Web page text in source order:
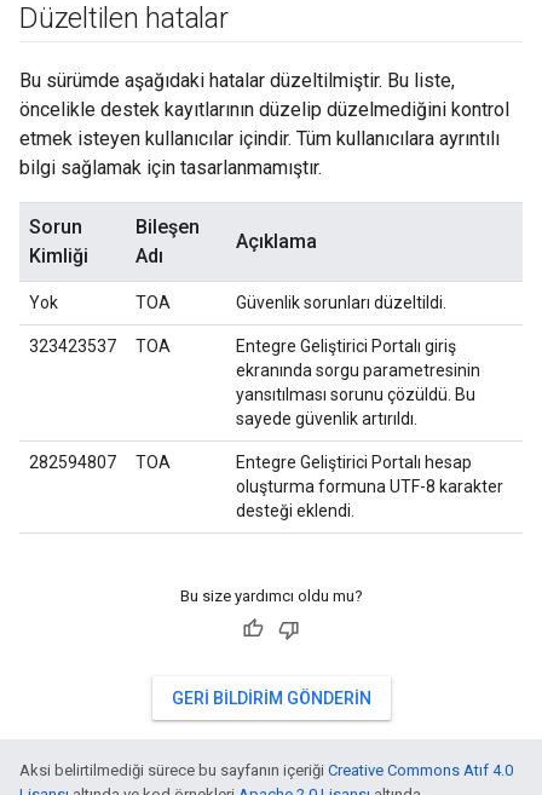
Düzeltilen hatalar
Bu sürümde aşağıdaki hatalar düzeltilmiştir. Bu liste,
öncelikle destek kayıtlarının düzelip düzelmediğini kontrol
etmek isteyen kullanıcılar içindir. Tüm kullanıcılara ayrıntılı
bilgi sağlamak için tasarlanmamıştır.
Sorun
Kimliği
Bileşen
Adı
Açıklama
Yok TOA Güvenlik sorunları düzeltildi.
323423537 TOA
Entegre Geliştirici Portalı giriş
ekranında sorgu parametresinin
yansıtılması sorunu çözüldü. Bu
sayede güvenlik artırıldı.
282594807 TOA
Entegre Geliştirici Portalı hesap
oluşturma formuna UTF-8 karakter
desteği eklendi.
Bu size yardımcı oldu mu?
GERI BILDIRIM GÖNDERIN
Aksi belirtilmediği sürece bu sayfanın içeriği Creative Commons Atıf 4.0